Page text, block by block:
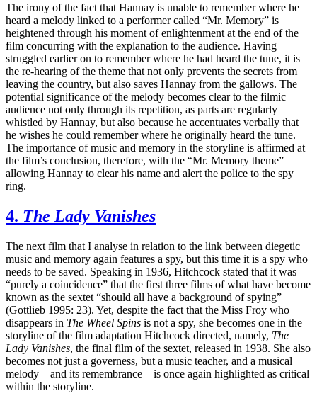
The irony of the fact that Hannay is unable to remember where he
heard a melody linked to a performer called “Mr. Memory” is
heightened through his moment of enlightenment at the end of the
film concurring with the explanation to the audience. Having
struggled earlier on to remember where he had heard the tune, it is
the re-hearing of the theme that not only prevents the secrets from
leaving the country, but also saves Hannay from the gallows. The
potential significance of the melody becomes clear to the filmic
audience not only through its repetition, as parts are regularly
whistled by Hannay, but also because he accentuates verbally that
he wishes he could remember where he originally heard the tune.
The importance of music and memory in the storyline is affirmed at
the film’s conclusion, therefore, with the “Mr. Memory theme”
allowing Hannay to clear his name and alert the police to the spy
ring.
4. The Lady Vanishes
The next film that I analyse in relation to the link between diegetic
music and memory again features a spy, but this time it is a spy who
needs to be saved. Speaking in 1936, Hitchcock stated that it was
“purely a coincidence” that the first three films of what have become
known as the sextet “should all have a background of spying”
(Gottlieb 1995: 23). Yet, despite the fact that the Miss Froy who
disappears in The Wheel Spins is not a spy, she becomes one in the
storyline of the film adaptation Hitchcock directed, namely, The
Lady Vanishes, the final film of the sextet, released in 1938. She also
becomes not just a governess, but a music teacher, and a musical
melody – and its remembrance – is once again highlighted as critical
within the storyline.